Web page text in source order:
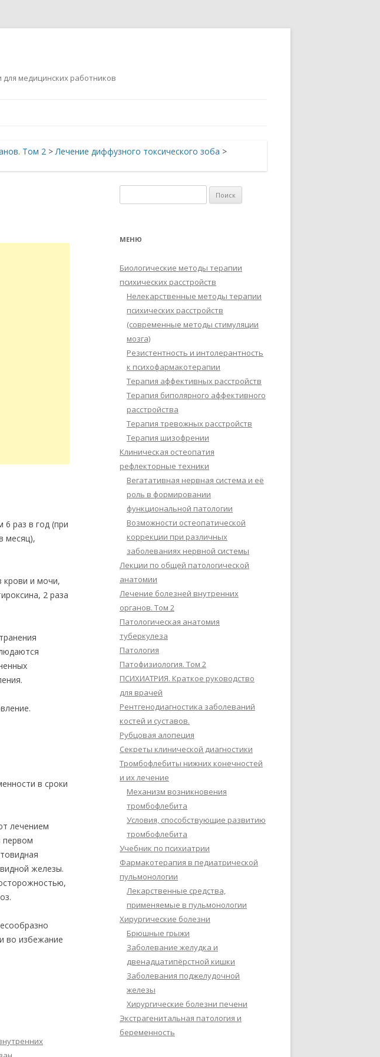
медицинских работников
Том 2 >Лечение диффузного токсического зоба >
раз в год (при
месяц),
крови и мочи,
2 раза
в сроки
лечением
первом
железы.
во избежание
МЕНЮ
Биологические методы терапии
психических расстройств
Нелекарственные методы терапии
психических расстройств
(современные методы стимуляции
мозга)
Резистентность и интолерантность
к психофармакотерапии
Терапия аффективных расстройств
Терапия биполярного аффективного
расстройства
Терапия тревожных расстройств
Терапия шизофрении
Клиническая остеопатия
рефлекторные техники
Вегатативная нервная система и её
роль в формировании
функциональной патологии
Возможности остеопатической
коррекции при различных
заболеваниях нервной системы
Лекции по общей патологической
анатомии
Лечение болезней внутренних
органов. Том 2
Патологическая анатомия
туберкулеза
Патология
Патофизиология. Том 2
ПСИХИАТРИЯ. Краткое руководство
для врачей
Рентгенодиагностика заболеваний
костей и суставов.
Рубцовая алопеция
Секреты клинической диагностики
Тромбофлебиты нижних конечностей
и их лечение
Механизм возникновения
тромбофлебита
Условия, способствующие развитию
тромбофлебита
Учебник по психиатрии
Фармакотерапия в педиатрической
пульмонологии
Лекарственные средства,
применяемые в пульмонологии
Хирургические болезни
Брюшные грыжи
Заболевание желудка и
двенадцатипёрстной кишки
Заболевания поджелудочной
железы
Хирургические болезни печени
Экстрагенитальная патология и
беременность